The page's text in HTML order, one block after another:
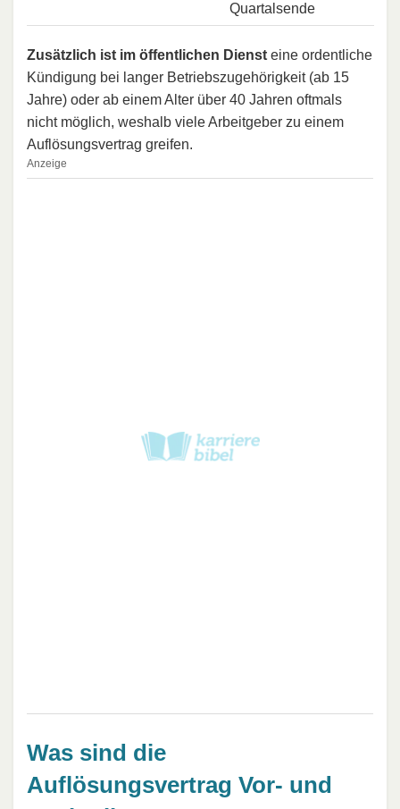
Quartalsende
Zusätzlich ist im öffentlichen Dienst eine ordentliche
Kündigung bei langer Betriebszugehörigkeit (ab 15
Jahre) oder ab einem Alter über 40 Jahren oftmals
nicht möglich, weshalb viele Arbeitgeber zu einem
Auflösungsvertrag greifen.
Anzeige
Was sind die
Auflösungsvertrag Vor- und